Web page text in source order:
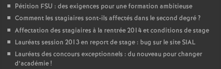
Pétition FSU : des exigences pour une formation ambitieuse
Comment les stagiaires sont-ils affectés dans le second degré?
Affectation des stagiaires à la rentrée 2014 et conditions de stage
Lauréats session 2013 en report de stage : bug sur le site SIAL
Lauréats des concours exceptionnels : du nouveau pour changer
d’académie!